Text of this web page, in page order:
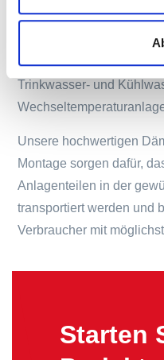
Der Einsatz von
Kältedämmsysteme an
kalten Medien ist unter
Trinkwasser- und
Unsere hochwertigen
Montage sorgen dafür,
Anlagenteilen in der
transportiert werden und
Verbraucher mit
Starten